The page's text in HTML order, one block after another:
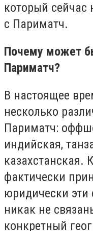
который сейчас
с Париматч.
Почему может
Париматч?
В настоящее
несколько
Париматч:
индийская,
казахстанская.
фактически
юридически
никак не
конкретный